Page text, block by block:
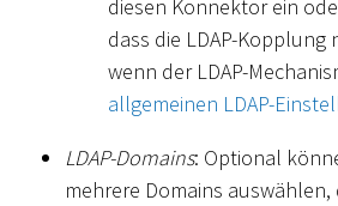
diesen Konnektor ein
dass die LDAP-
wenn der LDAP-
allgemeinen LDAP-
LDAP-Domains: Optional
mehrere Domains auswählen,